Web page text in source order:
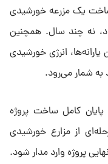
یک مزرعه خورشیدی
نه چند سال. همچنین
انرژی خورشیدی
به شمار می‌رود.
پایان کامل ساخت پروژه
از مزارع خورشیدی
پروژه وارد مدار شود.